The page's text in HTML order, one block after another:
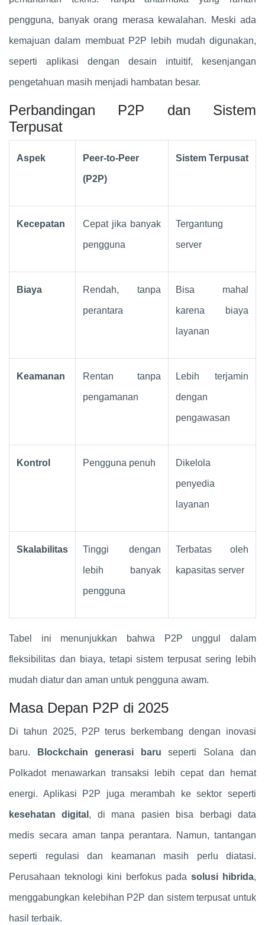
pengguna, banyak orang merasa kewalahan. Meski ada
kemajuan dalam membuat P2P lebih mudah digunakan,
seperti aplikasi dengan desain intuitif, kesenjangan
pengetahuan masih menjadi hambatan besar.
Perbandingan P2P dan Sistem
Terpusat
Aspek Peer-to-Peer
(P2P)
Sistem Terpusat
Kecepatan Cepat jika banyak
pengguna
Tergantung
server
Biaya Rendah, tanpa
perantara
Bisa mahal
karena biaya
layanan
Keamanan Rentan tanpa
pengamanan
Lebih terjamin
dengan
pengawasan
Kontrol Pengguna penuh Dikelola
penyedia
layanan
Skalabilitas Tinggi dengan
lebih banyak
pengguna
Terbatas oleh
kapasitas server
Tabel ini menunjukkan bahwa P2P unggul dalam
fleksibilitas dan biaya, tetapi sistem terpusat sering lebih
mudah diatur dan aman untuk pengguna awam.
Masa Depan P2P di 2025
Di tahun 2025, P2P terus berkembang dengan inovasi
baru. Blockchain generasi baru seperti Solana dan
Polkadot menawarkan transaksi lebih cepat dan hemat
energi. Aplikasi P2P juga merambah ke sektor seperti
kesehatan digital , di mana pasien bisa berbagi data
medis secara aman tanpa perantara. Namun, tantangan
seperti regulasi dan keamanan masih perlu diatasi.
Perusahaan teknologi kini berfokus padasolusi hibrida,
menggabungkan kelebihan P2P dan sistem terpusat untuk
hasil terbaik.